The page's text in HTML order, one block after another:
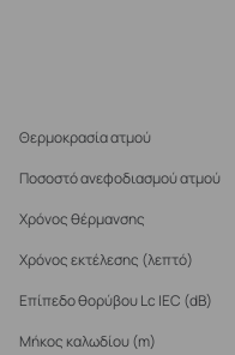
Θερμοκρασία ατμού
Ποσοστό ανεφοδιασμού ατμού
Χρόνος θέρμανσης
Χρόνος εκτέλεσης (λεπτό)
Επίπεδο θορύβου Lc IEC (dB)
Μήκος καλωδίου (m)